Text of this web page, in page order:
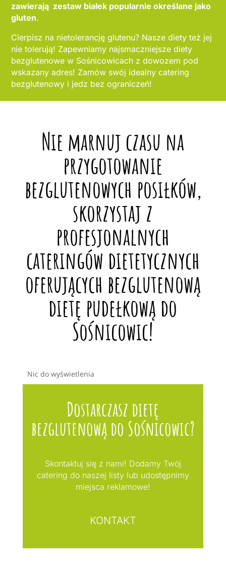
zawierają zestaw białek popularnie określane jako
gluten.
Cierpisz na nietolerancję glutenu? Nasze diety też jej
nie tolerują! Zapewniamy najsmaczniejsze diety
bezglutenowe w Sośnicowicach z dowozem pod
wskazany adres! Zamów swój idealny catering
bezglutenowy i jedz bez ograniczeń!
Nie marnuj czasu na
przygotowanie
bezglutenowych posiłków,
skorzystaj z
profesjonalnych
cateringów dietetycznych
oferujących bezglutenową
dietę pudełkową do
Sośnicowic!
Nic do wyświetlenia
Dostarczasz dietę
bezglutenową do Sośnicowic?
Skontaktuj się z nami! Dodamy Twój
catering do naszej listy lub udostępnimy
miejsca reklamowe!
KONTAKT